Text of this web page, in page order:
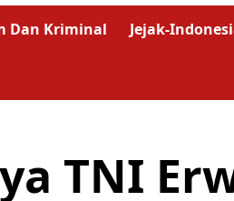
Dan Kriminal Jejak-
TNI